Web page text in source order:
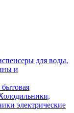
для воды,
и
бытовая
электрические